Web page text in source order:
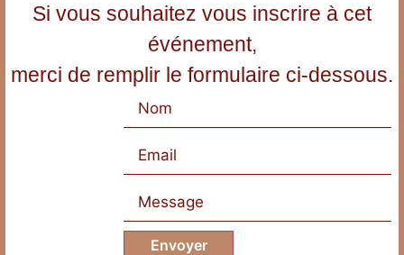
Si vous souhaitez vous inscrire à cet
événement,
merci de remplir le formulaire ci-dessous.
Envoyer